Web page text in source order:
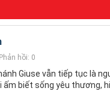
Phản hồi: 0
Giuse vẫn tiếp tục là
biết sống yêu thương,